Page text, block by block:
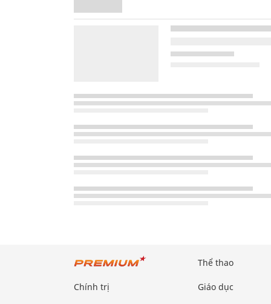
Chính trị
Thể thao
Giáo dục